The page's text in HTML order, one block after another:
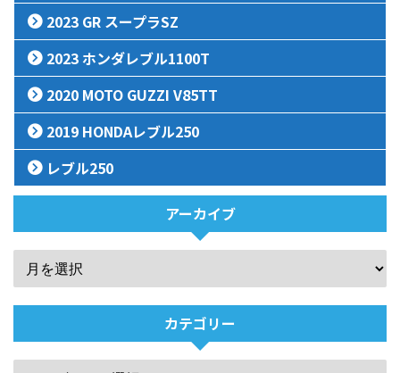
2023 GR スープラSZ
2023 ホンダレブル1100T
2020 MOTO GUZZI V85TT
2019 HONDAレブル250
レブル250
アーカイブ
カテゴリー